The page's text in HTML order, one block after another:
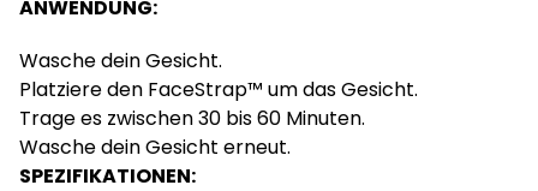
ANWENDUNG:
Wasche dein Gesicht.
Platziere den FaceStrap™ um das Gesicht.
Trage es zwischen 30 bis 60 Minuten.
Wasche dein Gesicht erneut.
SPEZIFIKATIONEN: